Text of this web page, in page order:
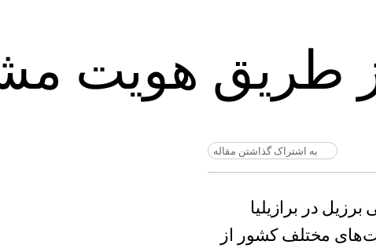
از طریق هویت
به اشتراک گذاشتن مقاله
در برازیلیا
مختلف کشور از